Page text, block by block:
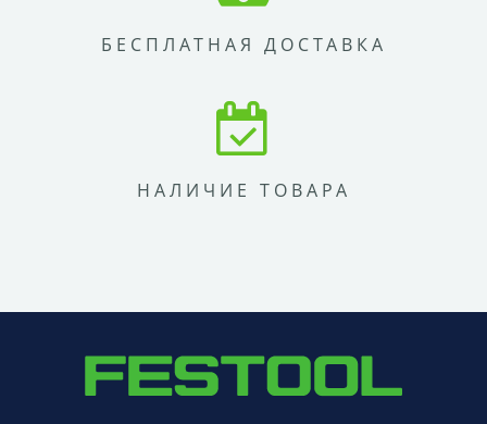
БЕСПЛАТНАЯ ДОСТАВКА
НАЛИЧИЕ ТОВАРА